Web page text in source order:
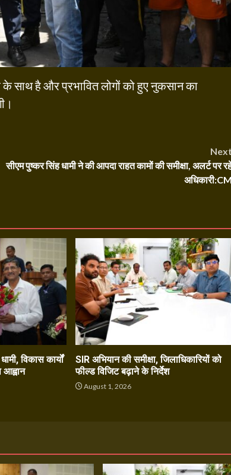
साथ है और प्रभावित लोगों को हुए नुकसान का
सीएम पुष्कर सिंह धामी ने की आपदा राहत कामों की समीक्षा, अलर्ट पर
विकास कार्यों
आह्वान
SIR अभियान की समीक्षा, जिलाधिकारियों को
फील्ड विजिट बढ़ाने के निर्देश
August 1, 2026